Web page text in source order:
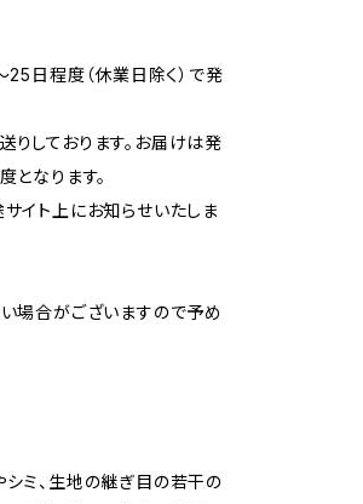
日程度（休業日除く）で発
しております。お届けは発
なります。
イト上にお知らせいたしま
場合がございますので予め
ミ、生地の継ぎ目の若干の